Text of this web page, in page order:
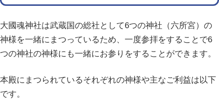
大國魂神社は武蔵国の総社として6つの神社（六所宮）の
神様を一緒にまつっているため、一度参拝をすることで6
つの神社の神様にも一緒にお参りをすることができます。
本殿にまつられているそれぞれの神様や主なご利益は以下
です。